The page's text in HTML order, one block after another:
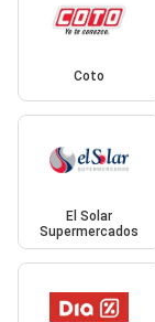
Coto
El Solar
Supermercados